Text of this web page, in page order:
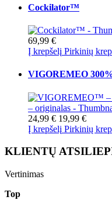
Cockilator™
69,99 €
Į krepšelį Pirkinių
VIGOREMEO
24,99 € 19,99 €
Į krepšelį Pirkinių
KLIENTŲ
Vertinimas
Top